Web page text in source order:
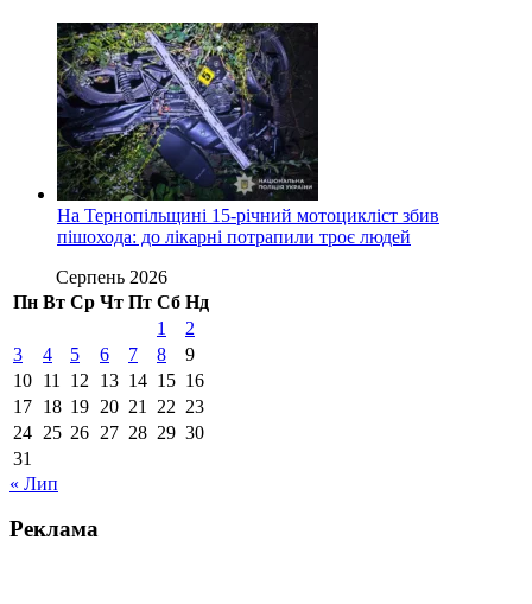
На Тернопільщині 15-річний мотоцикліст збив
пішохода: до лікарні потрапили троє людей
Серпень 2026
Пн Вт Ср Чт Пт Сб Нд
1
2
3
4 5 6 7 8
9
10 11 12 13 14 15 16
17 18 19 20 21 22 23
24 25 26 27 28 29 30
31
« Лип
Реклама